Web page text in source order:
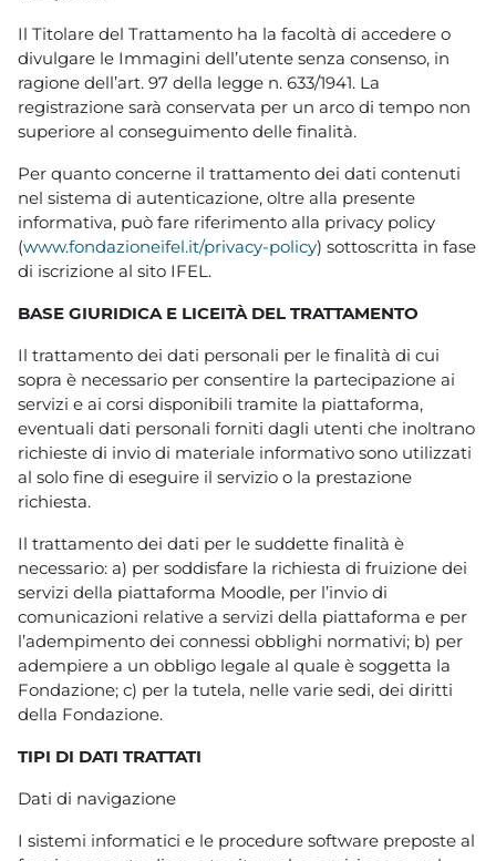
Il Titolare del Trattamento ha la facoltà di accedere o
divulgare le Immagini dell’utente senza consenso, in
ragione dell’art. 97 della legge n. 633/1941. La
registrazione sarà conservata per un arco di tempo non
superiore al conseguimento delle finalità.
Per quanto concerne il trattamento dei dati contenuti
nel sistema di autenticazione, oltre alla presente
informativa, può fare riferimento alla privacy policy
(www.fondazioneifel.it/privacy-policy) sottoscritta in fase
di iscrizione al sito IFEL.
BASE GIURIDICA E LICEITÀ DEL TRATTAMENTO
Il trattamento dei dati personali per le finalità di cui
sopra è necessario per consentire la partecipazione ai
servizi e ai corsi disponibili tramite la piattaforma,
eventuali dati personali forniti dagli utenti che inoltrano
richieste di invio di materiale informativo sono utilizzati
al solo fine di eseguire il servizio o la prestazione
richiesta.
Il trattamento dei dati per le suddette finalità è
necessario: a) per soddisfare la richiesta di fruizione dei
servizi della piattaforma Moodle, per l’invio di
comunicazioni relative a servizi della piattaforma e per
l’adempimento dei connessi obblighi normativi; b) per
adempiere a un obbligo legale al quale è soggetta la
Fondazione; c) per la tutela, nelle varie sedi, dei diritti
della Fondazione.
TIPI DI DATI TRATTATI
Dati di navigazione
I sistemi informatici e le procedure software preposte al